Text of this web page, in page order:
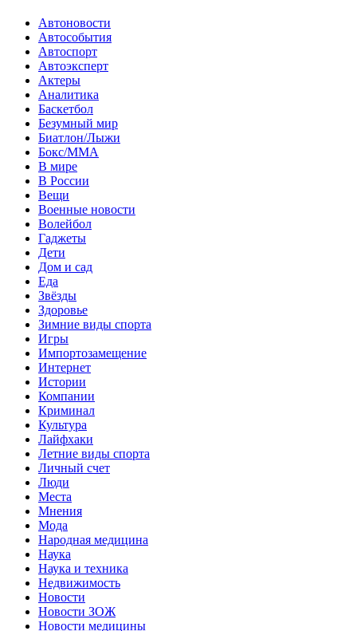
Автоновости
Автособытия
Автоспорт
Автоэксперт
Актеры
Аналитика
Баскетбол
Безумный мир
Биатлон/Лыжи
Бокс/MMA
В мире
В России
Вещи
Военные новости
Волейбол
Гаджеты
Дети
Дом и сад
Еда
Звёзды
Здоровье
Зимние виды спорта
Игры
Импортозамещение
Интернет
Истории
Компании
Криминал
Культура
Лайфхаки
Летние виды спорта
Личный счет
Люди
Места
Мнения
Мода
Народная медицина
Наука
Наука и техника
Недвижимость
Новости
Новости ЗОЖ
Новости медицины